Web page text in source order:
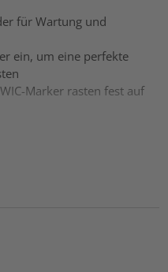
für Wartung und
ein, um eine perfekte
Marker rasten fest auf